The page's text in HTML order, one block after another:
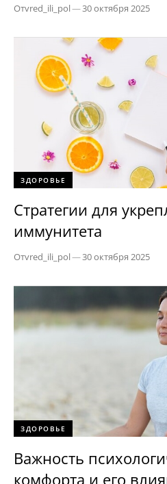
Отvred_ili_pol—30 октября 2025
ЗДОРОВЬЕ
Стратегии для
иммунитета
Отvred_ili_pol—30 октября 2025
ЗДОРОВЬЕ
Важность
комфорта и его